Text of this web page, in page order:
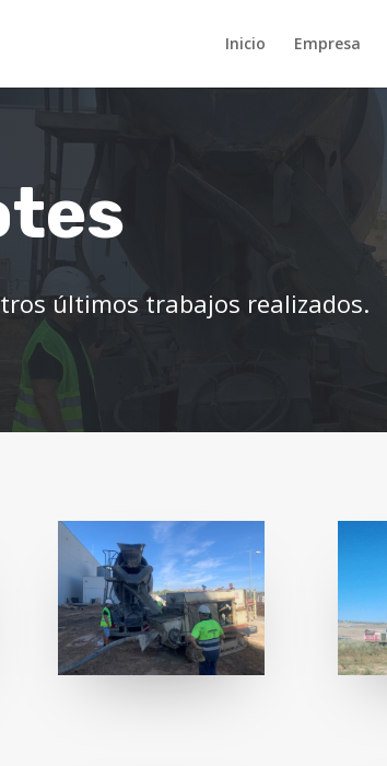
Inicio Empresa
últimos trabajos realizados.